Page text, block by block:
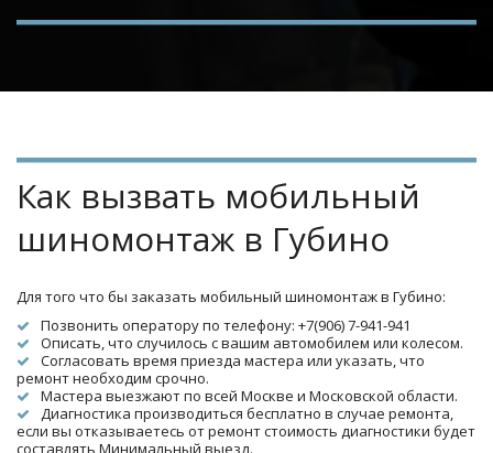
Как вызвать мобильный
шиномонтаж в Губино
Для того что бы заказать мобильный шиномонтаж в Губино:
Позвонить оператору по телефону: +7(906) 7-941-941
Описать, что случилось с вашим автомобилем или колесом.
Согласовать время приезда мастера или указать, что
ремонт необходим срочно.
Мастера выезжают по всей Москве и Московской области.
Диагностика производиться бесплатно в случае ремонта,
если вы отказываетесь от ремонт стоимость диагностики будет
составлять Минимальный выезд.